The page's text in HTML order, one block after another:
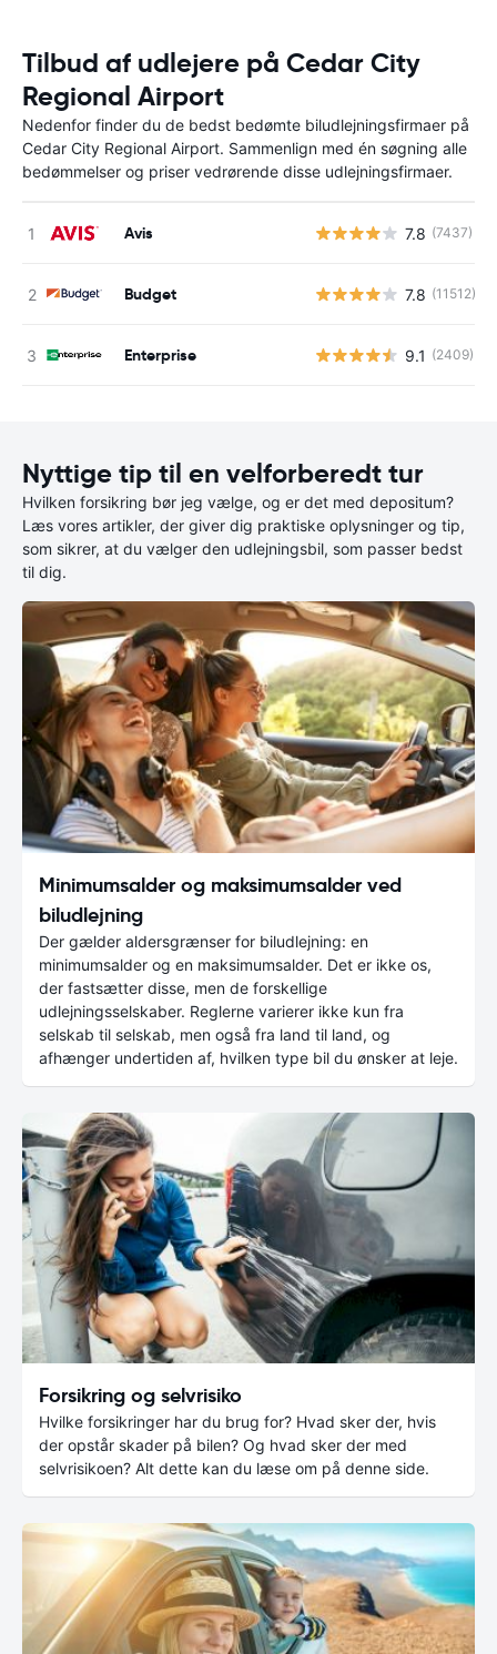
Tilbud af udlejere på Cedar City
Regional Airport
Nedenfor finder du de bedst bedømte biludlejningsfirmaer på
Cedar City Regional Airport. Sammenlign med én søgning alle
bedømmelser og priser vedrørende disse udlejningsfirmaer.
Avis 7.8 (7437)
Budget 7.8 (11512)
Enterprise 9.1 (2409)
Nyttige tip til en velforberedt tur
Hvilken forsikring bør jeg vælge, og er det med depositum?
Læs vores artikler, der giver dig praktiske oplysninger og tip,
som sikrer, at du vælger den udlejningsbil, som passer bedst
til dig.
Minimumsalder og maksimumsalder ved
biludlejning
Der gælder aldersgrænser for biludlejning: en
minimumsalder og en maksimumsalder. Det er ikke os,
der fastsætter disse, men de forskellige
udlejningsselskaber. Reglerne varierer ikke kun fra
selskab til selskab, men også fra land til land, og
afhænger undertiden af, hvilken type bil du ønsker at leje.
Forsikring og selvrisiko
Hvilke forsikringer har du brug for? Hvad sker der, hvis
der opstår skader på bilen? Og hvad sker der med
selvrisikoen? Alt dette kan du læse om på denne side.